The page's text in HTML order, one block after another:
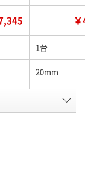
1台
20mm
P629096